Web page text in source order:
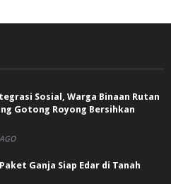
Sosial, Warga Binaan Rutan
Gotong Royong Bersihkan
Ganja Siap Edar di Tanah